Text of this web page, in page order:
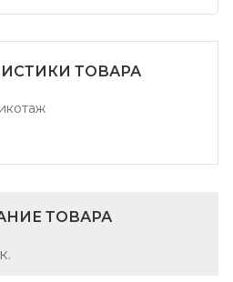
ТОВАРА
ТОВАРА